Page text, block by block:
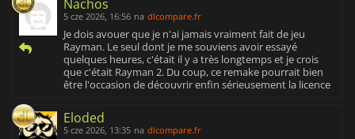
Nachos
5 cze 2026, 16:56 na dlcompare.fr
Je dois avouer que je n'ai jamais vraiment fait de jeu
Rayman. Le seul dont je me souviens avoir essayé
quelques heures, c'était il y a très longtemps et je crois
que c'était Rayman 2. Du coup, ce remake pourrait bien
être l'occasion de découvrir enfin sérieusement la licence
Eloded
5 cze 2026, 13:35 na dlcompare.fr